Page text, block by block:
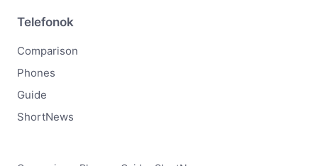
Telefonok
Comparison
Phones
Guide
ShortNews